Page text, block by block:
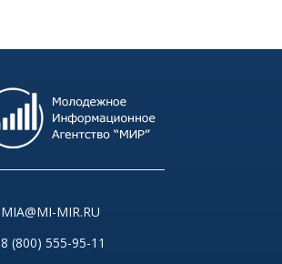
MIA@MI-MIR.RU
8 (800) 555-95-11